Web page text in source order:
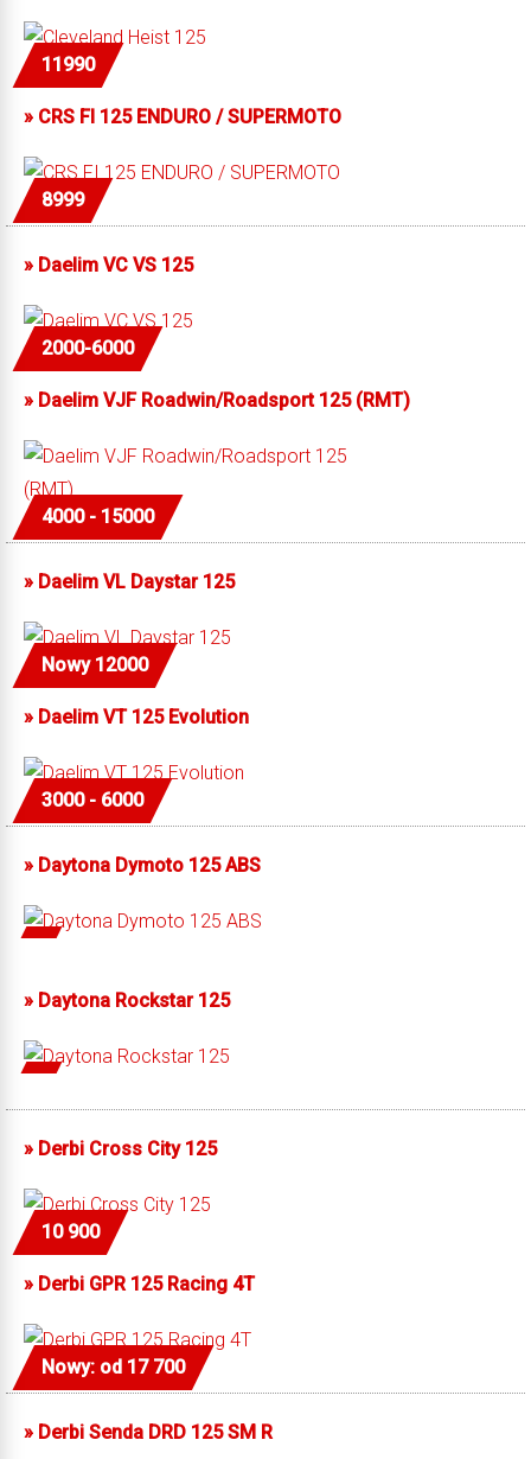
11990
» CRS FI 125 ENDURO / SUPERMOTO
8999
» Daelim VC VS 125
2000-6000
» Daelim VJF Roadwin/Roadsport 125 (RMT)
4000 - 15000
» Daelim VL Daystar 125
Nowy 12000
» Daelim VT 125 Evolution
3000 - 6000
» Daytona Dymoto 125 ABS
» Daytona Rockstar 125
» Derbi Cross City 125
10 900
» Derbi GPR 125 Racing 4T
Nowy: od 17 700
» Derbi Senda DRD 125 SM R